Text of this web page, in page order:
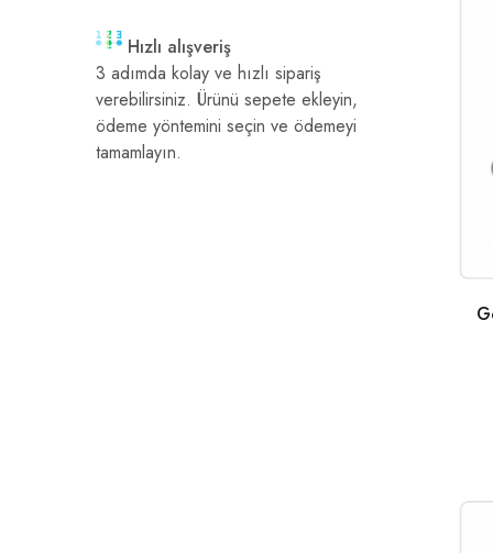
Hızlı alışveriş
3 adımda kolay ve hızlı sipariş
verebilirsiniz. Ürünü sepete ekleyin,
ödeme yöntemini seçin ve ödemeyi
tamamlayın.